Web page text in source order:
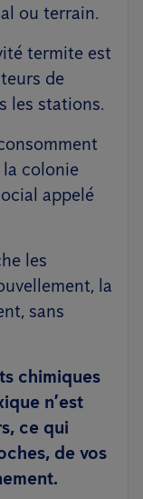
ou terrain.
termite est
de
les stations.
la colonie
appelé
les
la
sans
chimiques
n’est
ce qui
de vos